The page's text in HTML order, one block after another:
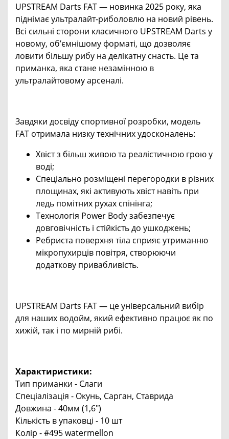
UPSTREAM Darts FAT — новинка 2025 року, яка
піднімає ультралайт-риболовлю на новий рівень.
Bсі сильні сторони класичного UPSTREAM Darts у
новому, об’ємнішому форматі, що дозволяє
ловити більшу рибу на делікатну снасть. Це та
приманка, яка стане незамінною в
ультралайтовому арсеналі.
Завдяки досвіду спортивної розробки, модель
FAT отримала низку технічних удосконалень:
Хвіст з більш живою та реалістичною грою у
воді;
Спеціально розміщені перегородки в різних
площинах, які активують хвіст навіть при
ледь помітних рухах спінінга;
Технологія Power Body забезпечує
довговічність і стійкість до ушкоджень;
Ребриста поверхня тіла сприяє утриманню
мікропухирців повітря, створюючи
додаткову привабливість.
UPSTREAM Darts FAT — це універсальний вибір
для наших водойм, який ефективно працює як по
хижій, так і по мирній рибі.
Характиристики:
Тип приманки - Слаги
Спеціалізація - Окунь, Сарган, Ставрида
Довжина - 40мм (1,6")
Кількість в упаковці - 10 шт
Колір - #495 watermellon